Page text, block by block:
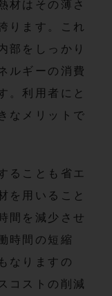
材はその薄さ
ります。これ
部をしっかり
ルギーの消費
。利用者にと
なメリットで
ることも省エ
を用いること
間を減少させ
時間の短縮
なりますの
コストの削減